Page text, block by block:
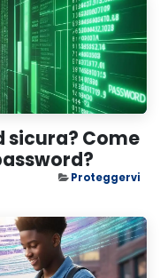
sicura? Come
Proteggervi